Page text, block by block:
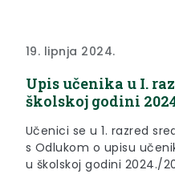
19. lipnja 2024.
Upis učenika u I.
školskoj godini
Učenici se u 1. razred
s Odlukom o upisu
u školskoj godini 2024./